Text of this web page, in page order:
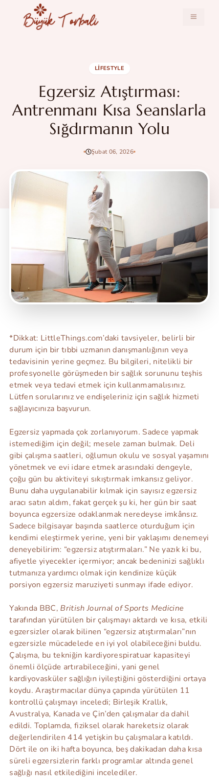
MENÜ
LIFESTYLE
Egzersiz Atıştırması:
Antrenmanı Kısa Seanslarla
Sığdırmanın Yolu
Şubat 06, 2026
*Dikkat: LittleThings.com’daki tavsiyeler, belirli bir
durum için bir tıbbi uzmanın danışmanlığının veya
tedavisinin yerine geçmez. Bu bilgileri, nitelikli bir
profesyonelle görüşmeden bir sağlık sorununu teşhis
etmek veya tedavi etmek için kullanmamalısınız.
Lütfen sorularınız ve endişeleriniz için sağlık hizmeti
sağlayıcınıza başvurun.
Egzersiz yapmada çok zorlanıyorum. Sadece yapmak
istemediğim için değil; mesele zaman bulmak. Deli
gibi çalışma saatleri, oğlumun okulu ve sosyal yaşamını
yönetmek ve evi idare etmek arasındaki dengeyle,
çoğu gün bu aktiviteyi sıkıştırmak imkansız geliyor.
Bunu daha uygulanabilir kılmak için sayısız egzersiz
aracı satın aldım, fakat gerçek şu ki, her gün bir saat
boyunca egzersize odaklanmak neredeyse imkânsız.
Sadece bilgisayar başında saatlerce oturduğum için
kendimi eleştirmek yerine, yeni bir yaklaşımı denemeyi
deneyebilirim: “egzersiz atıştırmaları.” Ne yazık ki bu,
afiyetle yiyecekler içermiyor; ancak bedeninizi sağlıklı
tutmanıza yardımcı olmak için kendinize küçük
porsiyon egzersiz maruziyeti sunmayı ifade ediyor.
Yakında BBC, British Journal of Sports Medicine
tarafından yürütülen bir çalışmayı aktardı ve kısa, etkili
egzersizler olarak bilinen “egzersiz atıştırmaları”nın
egzersizle mücadelede en iyi yol olabileceğini buldu.
Çalışma, bu tekniğin kardiyorespiratuar kapasiteyi
önemli ölçüde artırabileceğini, yani genel
kardiyovasküler sağlığın iyileştiğini gösterdiğini ortaya
koydu. Araştırmacılar dünya çapında yürütülen 11
kontrollü çalışmayı inceledi; Birleşik Krallık,
Avustralya, Kanada ve Çin’den çalışmalar da dahil
edildi. Toplamda, fiziksel olarak hareketsiz olarak
değerlendirilen 414 yetişkin bu çalışmalara katıldı.
Dört ile on iki hafta boyunca, beş dakikadan daha kısa
süreli egzersizlerin farklı programlar altında genel
sağlığı nasıl etkilediğini incelediler.